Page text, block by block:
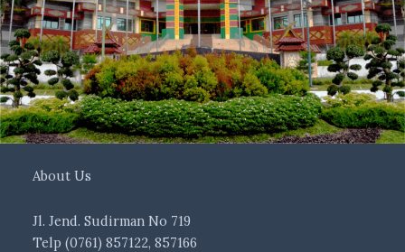
About Us
Jl. Jend. Sudirman No 719
Telp (0761) 857122, 857166